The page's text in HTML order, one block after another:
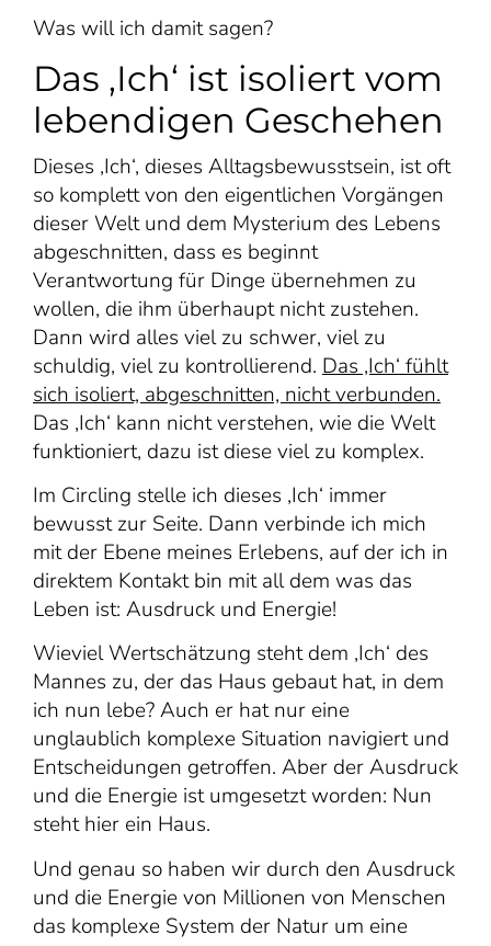
Was will ich damit sagen?
Das ‚Ich‘ ist isoliert vom
lebendigen Geschehen
Dieses ‚Ich‘, dieses Alltagsbewusstsein, ist oft
so komplett von den eigentlichen Vorgängen
dieser Welt und dem Mysterium des Lebens
abgeschnitten, dass es beginnt
Verantwortung für Dinge übernehmen zu
wollen, die ihm überhaupt nicht zustehen.
Dann wird alles viel zu schwer, viel zu
schuldig, viel zu kontrollierend. Das ‚Ich‘ fühlt
sich isoliert, abgeschnitten, nicht verbunden.
Das ‚Ich‘ kann nicht verstehen, wie die Welt
funktioniert, dazu ist diese viel zu komplex.
Im Circling stelle ich dieses ‚Ich‘ immer
bewusst zur Seite. Dann verbinde ich mich
mit der Ebene meines Erlebens, auf der ich in
direktem Kontakt bin mit all dem was das
Leben ist: Ausdruck und Energie!
Wieviel Wertschätzung steht dem ‚Ich‘ des
Mannes zu, der das Haus gebaut hat, in dem
ich nun lebe? Auch er hat nur eine
unglaublich komplexe Situation navigiert und
Entscheidungen getroffen. Aber der Ausdruck
und die Energie ist umgesetzt worden: Nun
steht hier ein Haus.
Und genau so haben wir durch den Ausdruck
und die Energie von Millionen von Menschen
das komplexe System der Natur um eine